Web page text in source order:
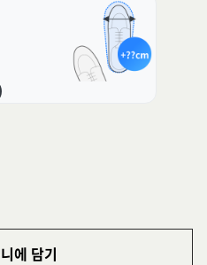
에 담기